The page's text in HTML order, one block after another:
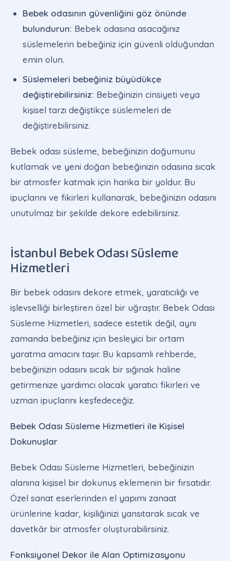
Bebek odasının güvenliğini göz önünde
bulundurun: Bebek odasına asacağınız
süslemelerin bebeğiniz için güvenli olduğundan
emin olun.
Süslemeleri bebeğiniz büyüdükçe
değiştirebilirsiniz: Bebeğinizin cinsiyeti veya
kişisel tarzı değiştikçe süslemeleri de
değiştirebilirsiniz.
Bebek odası süsleme, bebeğinizin doğumunu
kutlamak ve yeni doğan bebeğinizin odasına sıcak
bir atmosfer katmak için harika bir yoldur. Bu
ipuçlarını ve fikirleri kullanarak, bebeğinizin odasını
unutulmaz bir şekilde dekore edebilirsiniz.
İstanbul Bebek Odası Süsleme
Hizmetleri
Bir bebek odasını dekore etmek, yaratıcılığı ve
işlevselliği birleştiren özel bir uğraştır. Bebek Odası
Süsleme Hizmetleri, sadece estetik değil, aynı
zamanda bebeğiniz için besleyici bir ortam
yaratma amacını taşır. Bu kapsamlı rehberde,
bebeğinizin odasını sıcak bir sığınak haline
getirmenize yardımcı olacak yaratıcı fikirleri ve
uzman ipuçlarını keşfedeceğiz.
Bebek Odası Süsleme Hizmetleri ile Kişisel
Dokunuşlar
Bebek Odası Süsleme Hizmetleri, bebeğinizin
alanına kişisel bir dokunuş eklemenin bir fırsatıdır.
Özel sanat eserlerinden el yapımı zanaat
ürünlerine kadar, kişiliğinizi yansıtarak sıcak ve
davetkâr bir atmosfer oluşturabilirsiniz.
Fonksiyonel Dekor ile Alan Optimizasyonu